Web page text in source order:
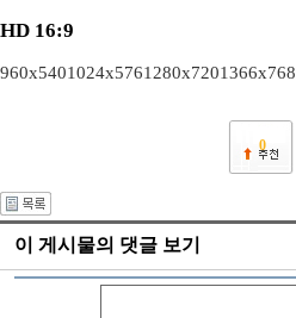
HD 16:9
960x5401024x5761280x7201366x768
0
이 게시물의 댓글 보기